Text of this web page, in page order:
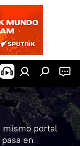
mismo portal
en